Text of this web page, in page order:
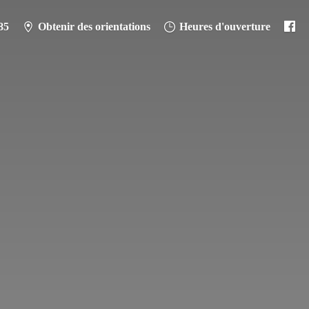
Obtenir des orientations Heures d'ouverture